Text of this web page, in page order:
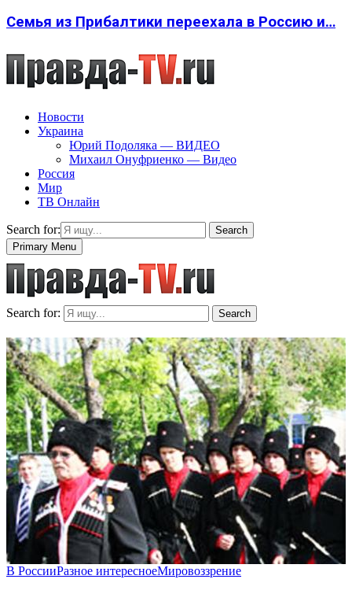
Семья из Прибалтики переехала в Россию и…
Новости
Украина
Юрий Подоляка — ВИДЕО
Михаил Онуфриенко — Видео
Россия
Мир
ТВ Онлайн
Search for:
Search
Primary Menu
Search for: Search
В РоссииРазное интересноеМировоззрение